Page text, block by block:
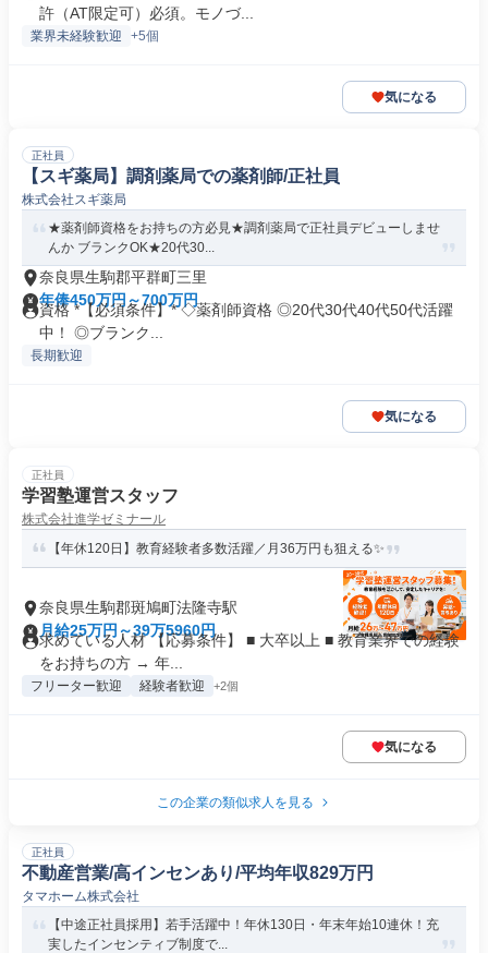
許（AT限定可）必須。モノづ...
業界未経験歓迎 +5個
気になる
正社員
【スギ薬局】調剤薬局での薬剤師/正社員
株式会社スギ薬局
★薬剤師資格をお持ちの方必見★調剤薬局で正社員デビューしませ
んか ブランクOK★20代30...
奈良県生駒郡平群町三里
年俸450万円～700万円
資格 *【必須条件】* ◇薬剤師資格 ◎20代30代40代50代活躍
中！ ◎ブランク...
長期歓迎
気になる
正社員
学習塾運営スタッフ
株式会社進学ゼミナール
【年休120日】教育経験者多数活躍／月36万円も狙える✨
奈良県生駒郡斑鳩町法隆寺駅
月給25万円～39万5960円
求めている人材 【応募条件】 ■ 大卒以上 ■ 教育業界での経験
をお持ちの方 → 年...
フリーター歓迎 経験者歓迎 +2個
気になる
この企業の類似求人を見る
正社員
不動産営業/高インセンあり/平均年収829万円
タマホーム株式会社
【中途正社員採用】若手活躍中！年休130日・年末年始10連休！充
実したインセンティブ制度で...